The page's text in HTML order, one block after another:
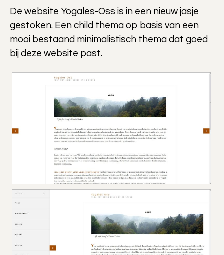
De website Yogales-Oss is in een nieuw jasje
gestoken. Een child thema op basis van een
mooi bestaand minimalistisch thema dat goed
bij deze website past.